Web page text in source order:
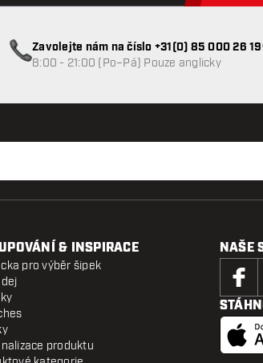
Zavolejte nám na číslo +31(0) 85 000 26 19
8:00 - 21:00 (Po–Pá) Pouze anglicky
& INSPIRACE
pro výběr šipek
produktu
NAŠE